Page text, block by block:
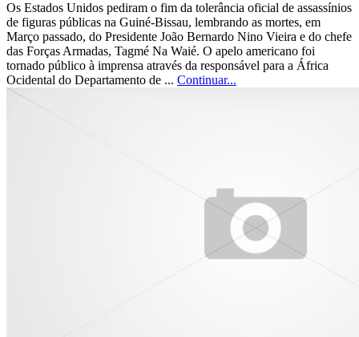
Os Estados Unidos pediram o fim da tolerância oficial de assassínios
de figuras públicas na Guiné-Bissau, lembrando as mortes, em
Março passado, do Presidente João Bernardo Nino Vieira e do chefe
das Forças Armadas, Tagmé Na Waié. O apelo americano foi
tornado público à imprensa através da responsável para a África
Ocidental do Departamento de ... Continuar...